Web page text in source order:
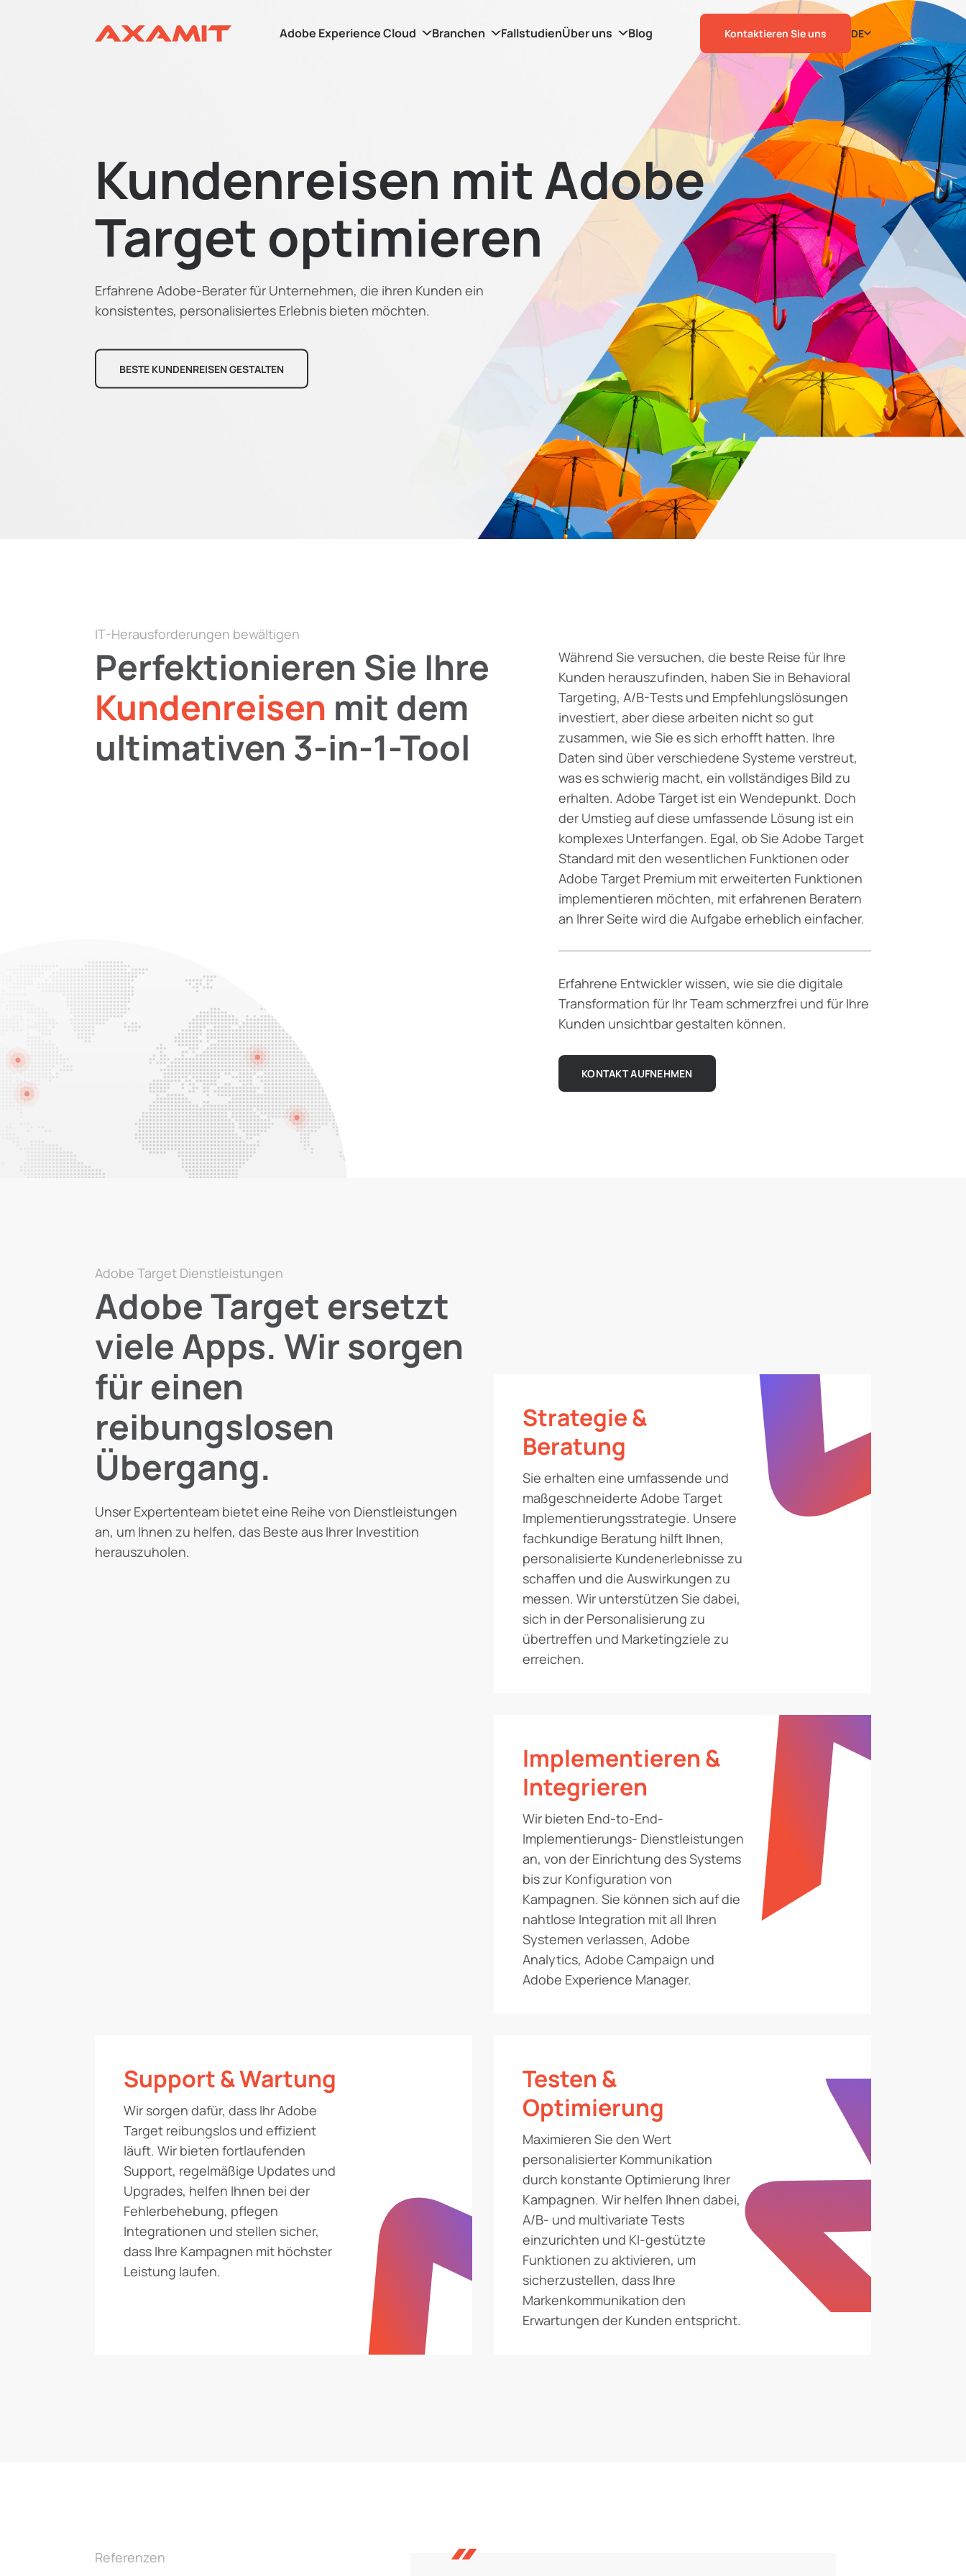
Adobe Experience Cloud Branchen FallstudienÜber uns Blog Kontaktieren Sie uns DE
Kundenreisen mit Adobe
Target optimieren
Erfahrene Adobe-Berater für Unternehmen, die ihren Kunden ein
konsistentes, personalisiertes Erlebnis bieten möchten.
BESTE KUNDENREISEN GESTALTEN
IT-Herausforderungen bewältigen
Perfektionieren Sie Ihre
Kundenreisen mit dem
ultimativen 3-in-1-Tool
Während Sie versuchen, die beste Reise für Ihre
Kunden herauszufinden, haben Sie in Behavioral
Targeting, A/B-Tests und Empfehlungslösungen
investiert, aber diese arbeiten nicht so gut
zusammen, wie Sie es sich erhofft hatten. Ihre
Daten sind über verschiedene Systeme verstreut,
was es schwierig macht, ein vollständiges Bild zu
erhalten. Adobe Target ist ein Wendepunkt. Doch
der Umstieg auf diese umfassende Lösung ist ein
komplexes Unterfangen. Egal, ob Sie Adobe Target
Standard mit den wesentlichen Funktionen oder
Adobe Target Premium mit erweiterten Funktionen
implementieren möchten, mit erfahrenen Beratern
an Ihrer Seite wird die Aufgabe erheblich einfacher.
Erfahrene Entwickler wissen, wie sie die digitale
Transformation für Ihr Team schmerzfrei und für Ihre
Kunden unsichtbar gestalten können.
KONTAKT AUFNEHMEN
Adobe Target Dienstleistungen
Adobe Target ersetzt
viele Apps. Wir sorgen
für einen
reibungslosen
Übergang.
Unser Expertenteam bietet eine Reihe von Dienstleistungen
an, um Ihnen zu helfen, das Beste aus Ihrer Investition
herauszuholen.
Strategie &
Beratung
Sie erhalten eine umfassende und
maßgeschneiderte Adobe Target
Implementierungsstrategie. Unsere
fachkundige Beratung hilft Ihnen,
personalisierte Kundenerlebnisse zu
schaffen und die Auswirkungen zu
messen. Wir unterstützen Sie dabei,
sich in der Personalisierung zu
übertreffen und Marketingziele zu
erreichen.
Implementieren &
Integrieren
Wir bieten End-to-End-
Implementierungs- Dienstleistungen
an, von der Einrichtung des Systems
bis zur Konfiguration von
Kampagnen. Sie können sich auf die
nahtlose Integration mit all Ihren
Systemen verlassen, Adobe
Analytics, Adobe Campaign und
Adobe Experience Manager.
Testen &
Optimierung
Maximieren Sie den Wert
personalisierter Kommunikation
durch konstante Optimierung Ihrer
Kampagnen. Wir helfen Ihnen dabei,
A/B- und multivariate Tests
einzurichten und KI-gestützte
Funktionen zu aktivieren, um
sicherzustellen, dass Ihre
Markenkommunikation den
Erwartungen der Kunden entspricht.
Support & Wartung
Wir sorgen dafür, dass Ihr Adobe
Target reibungslos und effizient
läuft. Wir bieten fortlaufenden
Support, regelmäßige Updates und
Upgrades, helfen Ihnen bei der
Fehlerbehebung, pflegen
Integrationen und stellen sicher,
dass Ihre Kampagnen mit höchster
Leistung laufen.
Referenzen